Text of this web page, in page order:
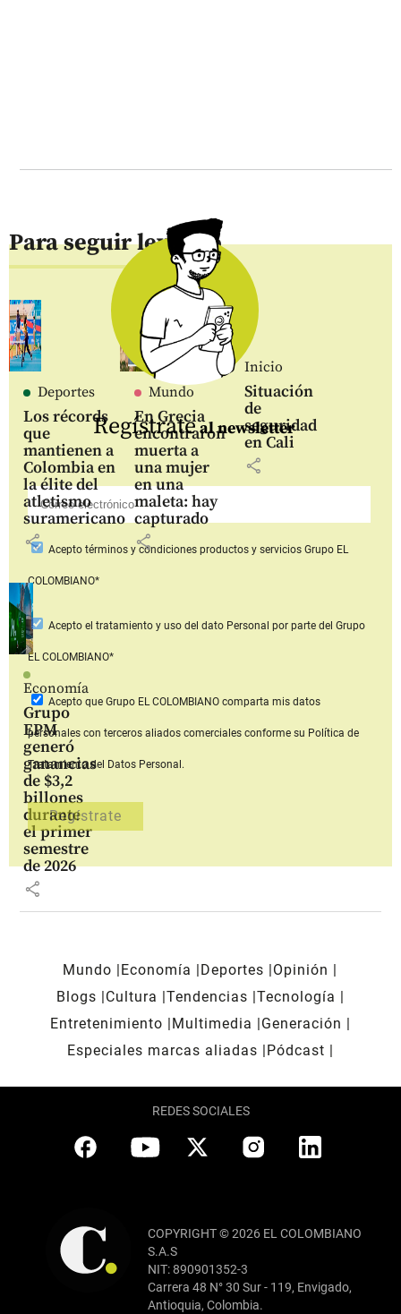
Para seguir leyendo
Deportes
Los récords
que
mantienen a
Colombia en
la élite del
atletismo
suramericano
share
Mundo
En Grecia
encontraron
muerta a
una mujer
en una
maleta: hay
capturado
share
Inicio
Situación
de
seguridad
en Cali
share
Economía
Grupo
EPM
generó
ganancias
de $3,2
billones
durante
el primer
semestre
de 2026
share
Regístrateal newsletter
Aceptotérminos y condiciones productos y serviciosGrupo EL
COLOMBIANO*
Acepto el tratamiento y uso del dato Personal por parte del Grupo
EL COLOMBIANO*
Acepto que Grupo EL COLOMBIANOcomparta mis datos
personales con terceros aliados comerciales conforme su Política de
Tratamiento del Datos Personal.
Mundo Economía Deportes
Opinión
Blogs
Cultura Tendencias Tecnología
Entretenimiento
Multimedia
Generación
Especiales marcas aliadas
Pódcast
REDES SOCIALES
COPYRIGHT © 2026 EL COLOMBIANO
S.A.S
NIT: 890901352-3
Carrera 48 N° 30 Sur - 119, Envigado,
Antioquia, Colombia.